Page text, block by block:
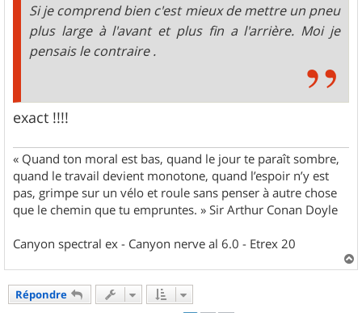
Si je comprend bien c'est mieux de mettre un pneu
plus large à l'avant et plus fin a l'arrière. Moi je
pensais le contraire .
exact !!!!
« Quand ton moral est bas, quand le jour te paraît sombre,
quand le travail devient monotone, quand l’espoir n’y est
pas, grimpe sur un vélo et roule sans penser à autre chose
que le chemin que tu empruntes. » Sir Arthur Conan Doyle
Canyon spectral ex - Canyon nerve al 6.0 - Etrex 20
a
Répondre